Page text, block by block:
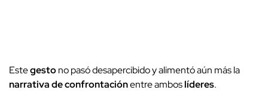
Estegestono pasó desapercibido y alimentó aún más la
narrativa de confrontaciónentre amboslíderes.